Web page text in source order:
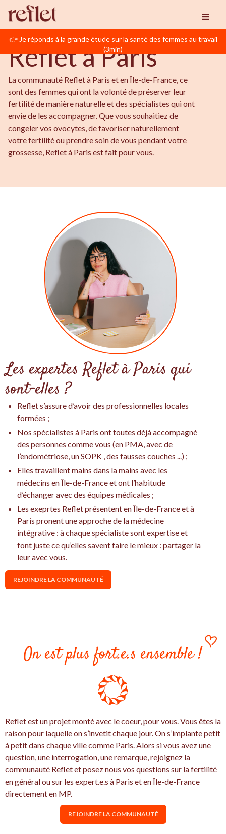
👉 Je réponds à la grande étude sur la santé des femmes au travail
(3min)
Reflet Paris
Reflet à Paris
La communauté Reflet à Paris et en Île-de-France, ce
sont des femmes qui ont la volonté de préserver leur
fertilité de manière naturelle et des spécialistes qui ont
envie de les accompagner. Que vous souhaitiez de
congeler vos ovocytes, de favoriser naturellement
votre fertilité ou prendre soin de vous pendant votre
grossesse, Reflet à Paris est fait pour vous.
Les expertes Reflet à Paris qui
sont-elles ?
Reflet s’assure d’avoir des professionnelles locales
formées ;
Nos spécialistes à Paris ont toutes déjà accompagné
des personnes comme vous (en PMA, avec de
l’endométriose, un SOPK , des fausses couches ...) ;
Elles travaillent mains dans la mains avec les
médecins en Île-de-France et ont l’habitude
d’échanger avec des équipes médicales ;
Les exeprtes Reflet présentent en Île-de-France et à
Paris pronent une approche de la médecine
intégrative : à chaque spécialiste sont expertise et
font juste ce qu’elles savent faire le mieux : partager la
leur avec vous.
REJOINDRE LA COMMUNAUTÉ
On est plus fort.e.s ensemble !
Reflet est un projet monté avec le coeur, pour vous. Vous êtes la
raison pour laquelle on s’invetit chaque jour. On s’implante petit
à petit dans chaque ville comme Paris. Alors si vous avez une
question, une interrogation, une remarque, rejoignez la
communauté Reflet et posez nous vos questions sur la fertilité
en général ou sur les expert.e.s à Paris et en Île-de-France
directement en MP.
REJOINDRE LA COMMUNAUTÉ